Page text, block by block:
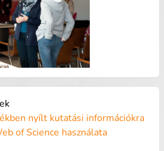
nyílt kutatási információkra
of Science használata